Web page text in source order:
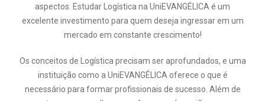
aspectos. Estudar Logística na UniEVANGÉLICA é um
excelente investimento para quem deseja ingressar em um
mercado em constante crescimento!
Os conceitos de Logística precisam ser aprofundados, e uma
instituição como a UniEVANGÉLICA oferece o que é
necessário para formar profissionais de sucesso. Além de